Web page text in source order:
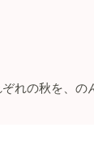
れの秋を、の